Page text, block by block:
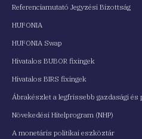
Referenciamutató Jegyzési Bizottság
HUFONIA
HUFONIA Swap
Hivatalos BUBOR fixingek
Hivatalos BIRS fixingek
Ábrakészlet a legfrissebb gazdasági
Növekedési Hitelprogram (NHP)
A monetáris politikai eszköztár